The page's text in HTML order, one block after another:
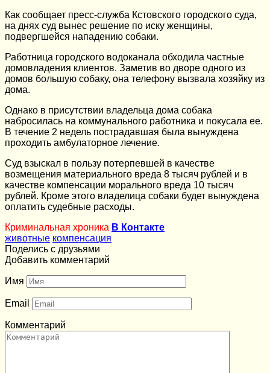
Как сообщает пресс-служба Кстовского городского суда,
на днях суд вынес решение по иску женщины,
подвергшейся нападению собаки.
Работница городского водоканала обходила частные
домовладения клиентов. Заметив во дворе одного из
домов большую собаку, она телефону вызвала хозяйку из
дома.
Однако в присутствии владельца дома собака
набросилась на коммунального работника и покусала ее.
В течение 2 недель пострадавшая была вынуждена
проходить амбулаторное лечение.
Суд взыскал в пользу потерпевшей в качестве
возмещения материального вреда 8 тысяч рублей и в
качестве компенсации морального вреда 10 тысяч
рублей. Кроме этого владелица собаки будет вынуждена
оплатить судебные расходы.
Криминальная хроника В Контакте
животные компенсация
Поделись с друзьями
Добавить комментарий
Имя
Email
Комментарий